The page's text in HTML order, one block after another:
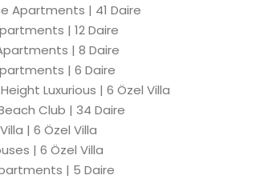
Apartments | 41 Daire
| 12 Daire
| 8 Daire
| 6 Daire
Luxurious | 6 Özel Villa
Club | 34 Daire
| 6 Özel Villa
| 6 Özel Villa
| 5 Daire